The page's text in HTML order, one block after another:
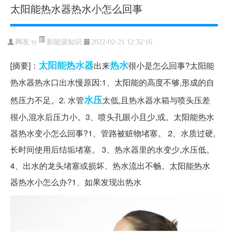
太阳能热水器热水小怎么回事
网友:ty 新能源知识 2022-02-21 12:32:16
[摘要]： 太阳能热水器出来热水很小是怎么回事?太阳能
热水器热水口出水慢原因:1、太阳能的高度不够,形成的自
然压力不足。2. 水管水压太低,且热水器水箱与喷头压差
很小,混水后压力小。3、喷头孔眼小且少,或。太阳能热水
器热水变小怎么回事?1、管路被赃物堵塞。 2、水质过硬,
长时间使用后结垢堵塞。 3、热水器里的水变少,水压低。
4、出水的龙头堵塞或损坏、热水流出不畅。太阳能热水
器热水小怎么办?1、如果发现出热水